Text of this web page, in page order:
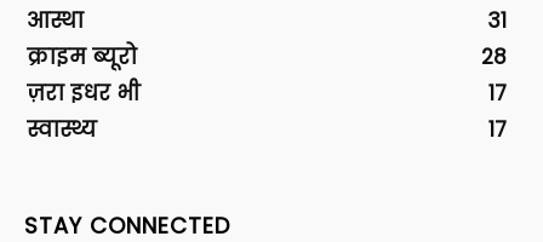
आस्था
31
क्राइम ब्यूरो
28
ज़रा इधर भी
17
स्वास्थ्य
17
STAY CONNECTED